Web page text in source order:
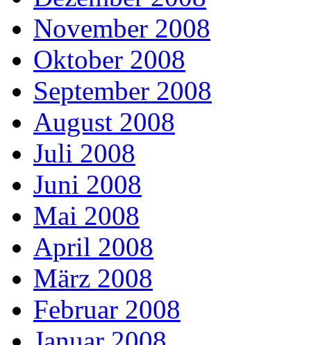
November 2008
Oktober 2008
September 2008
August 2008
Juli 2008
Juni 2008
Mai 2008
April 2008
März 2008
Februar 2008